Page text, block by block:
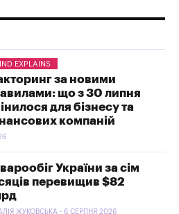
EXPLAINS
за новими
що з 30 липня
для бізнесу та
компаній
України за сім
перевищив $82
ЖУКОВСЬКА - 6 СЕРПНЯ 2026